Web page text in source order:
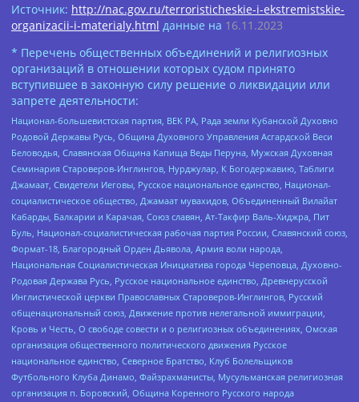
Источник: http://nac.gov.ru/terroristicheskie-i-ekstremistskie-
organizacii-i-materialy.html данные на 16.11.2023
* Перечень общественных объединений и религиозных
организаций в отношении которых судом принято
вступившее в законную силу решение о ликвидации или
запрете деятельности:
Национал-большевистская партия, ВЕК РА, Рада земли Кубанской Духовно
Родовой Державы Русь, Община Духовного Управления Асгардской Веси
Беловодья, Славянская Община Капища Веды Перуна, Мужская Духовная
Семинария Староверов-Инглингов, Нурджулар, К Богодержавию, Таблиги
Джамаат, Свидетели Иеговы, Русское национальное единство, Национал-
социалистическое общество, Джамаат мувахидов, Объединенный Вилайат
Кабарды, Балкарии и Карачая, Союз славян, Ат-Такфир Валь-Хиджра, Пит
Буль, Национал-социалистическая рабочая партия России, Славянский союз,
Формат-18, Благородный Орден Дьявола, Армия воли народа,
Национальная Социалистическая Инициатива города Череповца, Духовно-
Родовая Держава Русь, Русское национальное единство, Древнерусской
Инглистической церкви Православных Староверов-Инглингов, Русский
общенациональный союз, Движение против нелегальной иммиграции,
Кровь и Честь, О свободе совести и о религиозных объединениях, Омская
организация общественного политического движения Русское
национальное единство, Северное Братство, Клуб Болельщиков
Футбольного Клуба Динамо, Файзрахманисты, Мусульманская религиозная
организация п. Боровский, Община Коренного Русского народа